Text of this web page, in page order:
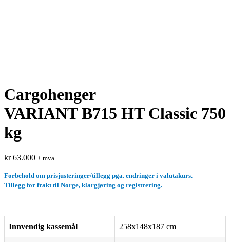
Cargohenger
VARIANT B715 HT Classic 750
kg
kr63.000 + mva
Forbehold om prisjusteringer/tillegg pga. endringer i valutakurs.
Tillegg for frakt til Norge, klargjøring og registrering.
Innvendig kassemål 258x148x187 cm